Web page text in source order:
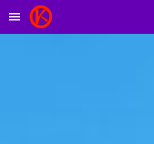
Skip to main content